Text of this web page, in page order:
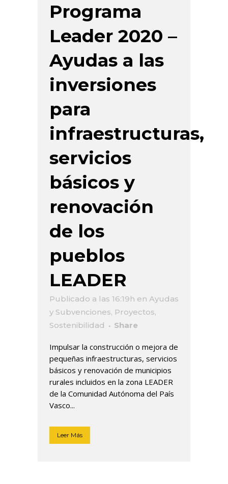
Programa
Leader 2020 –
Ayudas a las
inversiones
para
infraestructuras,
servicios
básicos y
renovación
de los
pueblos
LEADER
Publicado a las 16:19h en Ayudas
y Subvenciones, Proyectos,
Sostenibilidad
Share
Impulsar la construcción o mejora de
pequeñas infraestructuras, servicios
básicos y renovación de municipios
rurales incluidos en la zona LEADER
de la Comunidad Autónoma del País
Vasco...
Leer Más